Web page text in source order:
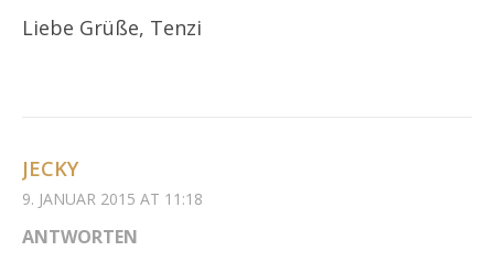
Liebe Grüße, Tenzi
JECKY
9. JANUAR 2015 AT 11:18
ANTWORTEN